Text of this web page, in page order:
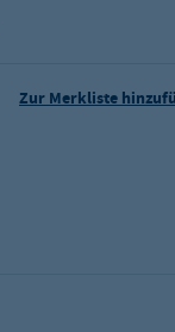
Zur Merkliste